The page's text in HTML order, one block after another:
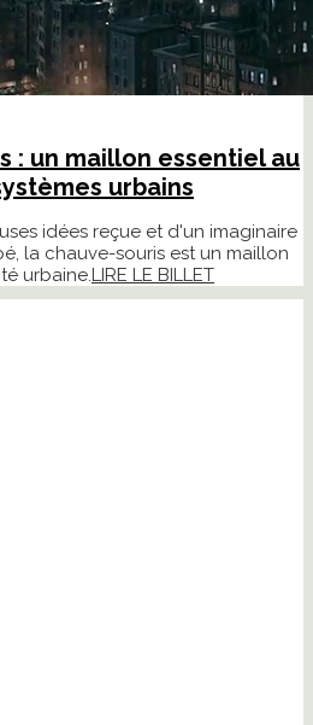
: un maillon essentiel au
urbains
idées reçue et d'un imaginaire
la chauve-souris est un maillon
urbaine.LIRE LE BILLET